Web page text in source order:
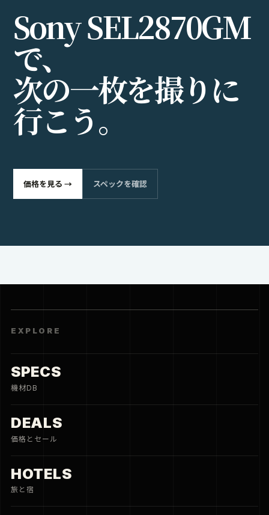
SonySEL2870GM
で、
次の一枚を撮りに
行こう。
価格を見る → スペックを確認
EXPLORE
SPECS
機材DB
DEALS
価格とセール
HOTELS
旅と宿